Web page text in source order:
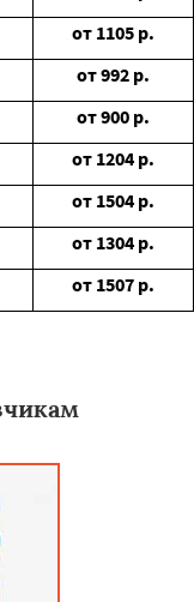
от 1105 р.
от992 р.
от900 р.
от 1204 р.
от 1504 р.
от 1304 р.
от 1507 р.